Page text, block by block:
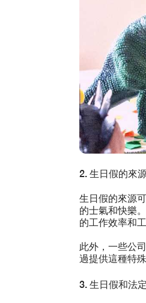
2. 生日假的來
生日假的來源
的士氣和快樂
的工作效率和工
此外，一些公
過提供這種特
3. 生日假和法